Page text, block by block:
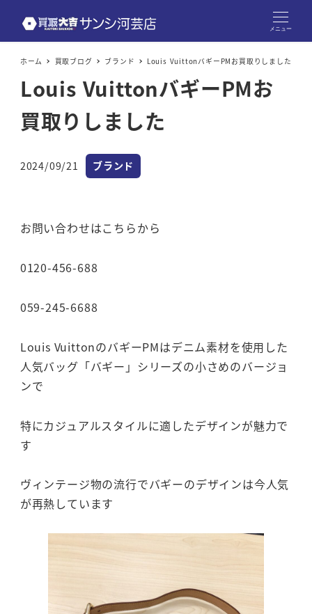
メニュー
ホーム 買取ブログ ブランド Louis VuittonバギーPMお買取りしました
Louis VuittonバギーPMお
買取りしました
投稿日
2024/09/21 カテゴリー
ブランド
お問い合わせはこちらから
0120-456-688
059-245-6688
Louis VuittonのバギーPMはデニム素材を使用した
人気バッグ「バギー」シリーズの小さめのバージョ
ンで
特にカジュアルスタイルに適したデザインが魅力で
す
ヴィンテージ物の流行でバギーのデザインは今人気
が再熱しています